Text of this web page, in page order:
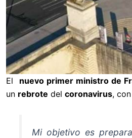
El nuevo primer ministro de
un rebrote del coronavirus,
Mi objetivo es